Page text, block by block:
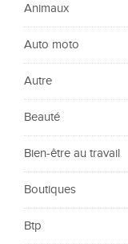
Animaux
Auto moto
Autre
Beauté
Bien-être au travail
Boutiques
Btp